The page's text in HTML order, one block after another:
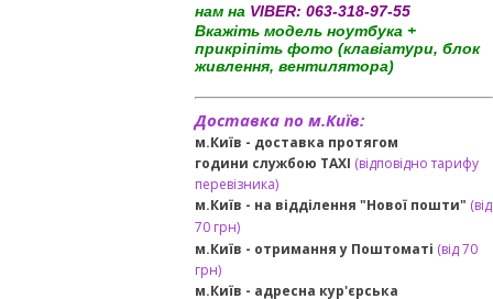
нам на VIBER: 063-318-97-55
Вкажіть модель ноутбука +
прикріпіть фото (клавіатури, блок
живлення, вентилятора)
Доставка по м.Київ:
м.Київ - доставка протягом
години службою TAXI (відповідно тарифу
перевізника)
м.Київ - на відділення "Нової пошти" (від
70 грн)
м.Київ - отримання у Поштоматі (від 70
грн)
м.Київ - адресна кур'єрська